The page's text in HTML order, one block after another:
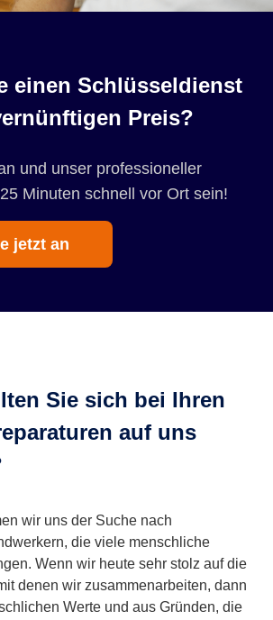
einen Schlüsseldienst
Preis?
und unser professioneller
Minuten schnell vor Ort sein!
jetzt an
Sie sich bei Ihren
auf uns
wir uns der Suche nach
die viele menschliche
Wenn wir heute sehr stolz auf die
denen wir zusammenarbeiten, dann
Werte und aus Gründen, die